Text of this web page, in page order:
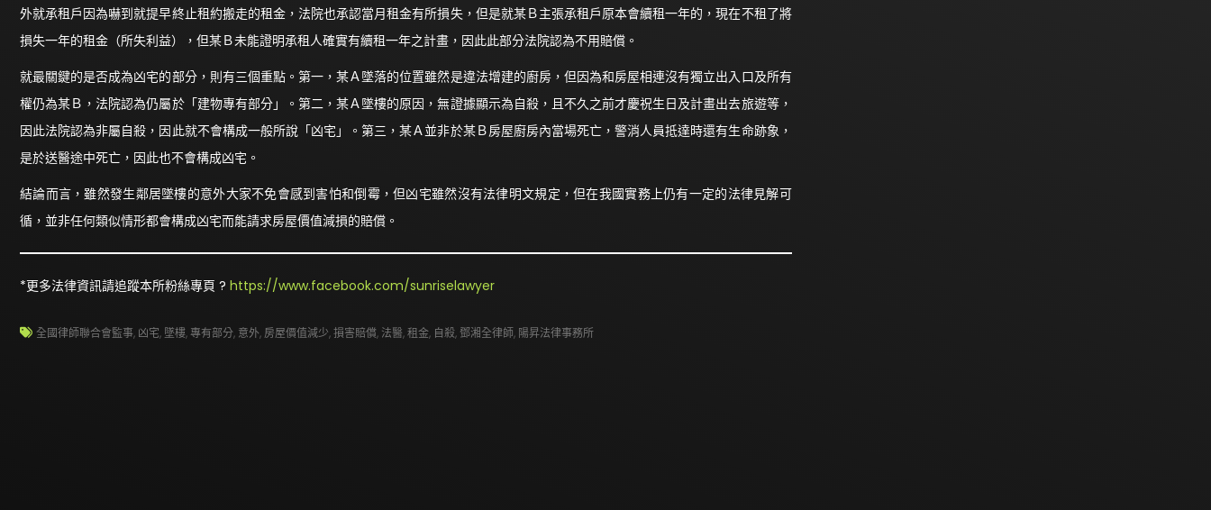
外就承租戶因為嚇到就提早終止租約搬走的租金，法院也承認當月租金有所損失，但是就某Ｂ主張承租戶原本會續租一年的，現在不租了將
損失一年的租金（所失利益），但某Ｂ未能證明承租人確實有續租一年之計畫，因此此部分法院認為不用賠償。
就最關鍵的是否成為凶宅的部分，則有三個重點。第一，某Ａ墜落的位置雖然是違法增建的廚房，但因為和房屋相連沒有獨立出入口及所有
權仍為某Ｂ，法院認為仍屬於「建物專有部分」。第二，某Ａ墜樓的原因，無證據顯示為自殺，且不久之前才慶祝生日及計畫出去旅遊等，
因此法院認為非屬自殺，因此就不會構成一般所說「凶宅」。第三，某Ａ並非於某Ｂ房屋廚房內當場死亡，警消人員抵達時還有生命跡象，
是於送醫途中死亡，因此也不會構成凶宅。
結論而言，雖然發生鄰居墜樓的意外大家不免會感到害怕和倒霉，但凶宅雖然沒有法律明文規定，但在我國實務上仍有一定的法律見解可
循，並非任何類似情形都會構成凶宅而能請求房屋價值減損的賠償。
*更多法律資訊請追蹤本所粉絲專頁 ? https://www.facebook.com/sunriselawyer
全國律師聯合會監事, 凶宅, 墜樓,專有部分, 意外, 房屋價值減少,損害賠償, 法醫,租金, 自殺, 鄧湘全律師, 陽昇法律事務所